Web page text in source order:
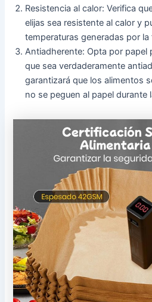
Resistencia al calor: Verifica
elijas sea resistente al calor y
temperaturas generadas por la
Antiadherente: Opta por papel
que sea verdaderamente
garantizará que los alimentos
no se peguen al papel durante